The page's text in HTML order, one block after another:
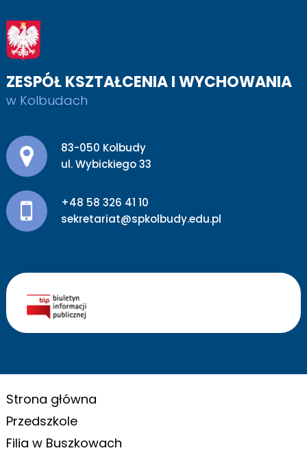
ZESPÓŁ KSZTAŁCENIA I WYCHOWANIA
w Kolbudach
Adres pocztowy:
83-050 Kolbudy
ul. Wybickiego 33
+48 58 326 41 10
sekretariat@spkolbudy.edu.pl
Strona główna
Przedszkole
Filia w Buszkowach